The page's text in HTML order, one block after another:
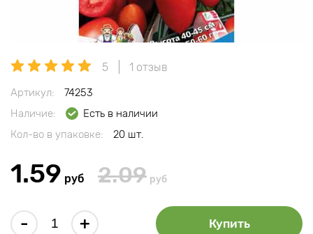
5 1 отзыв
Артикул:
74253
Наличие:
Есть в наличии
Кол-во в упаковке:
20 шт.
1.59 руб 2.09 руб
- + Купить